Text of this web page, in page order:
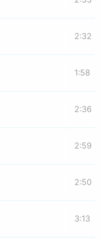
2:32
1:58
2:36
2:59
2:50
3:13